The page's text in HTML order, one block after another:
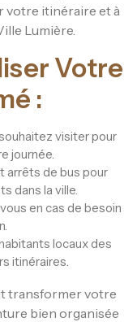
votre itinéraire et à
Lumière.
Votre
:
visiter pour
journée.
arrêts de bus pour
dans la ville.
en cas de besoin
locaux des
itinéraires.
transformer votre
bien organisée